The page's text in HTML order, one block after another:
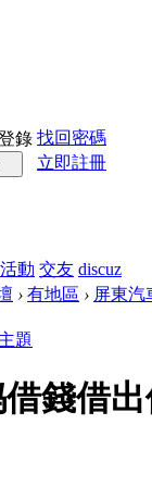
錄 找回密碼
立即註冊
活動 交友 discuz
› 有地區 › 屏東汽
錢借